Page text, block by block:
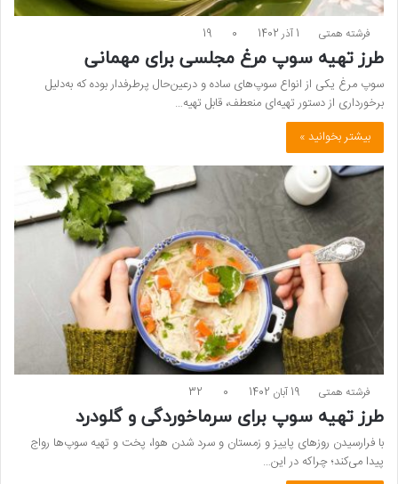
فرشته همتی 1 آذر 1402 0
19
طرز تهیه سوپ مرغ مجلسی برای مهمانی
سوپ مرغ یکی از انواع سوپ‌های ساده و درعین‌حال پرطرفدار بوده که به‌دلیل
برخورداری از دستور تهیه‌ای منعطف، قابل تهیه…
بیشتر بخوانید »
فرشته همتی 19 آبان 1402 0
32
طرز تهیه سوپ برای سرماخوردگی و گلودرد
با فرارسیدن روزهای پاییز و زمستان و سرد شدن هوا، پخت و تهیه سوپ‌ها رواج
پیدا می‌کند؛ چراکه در این…